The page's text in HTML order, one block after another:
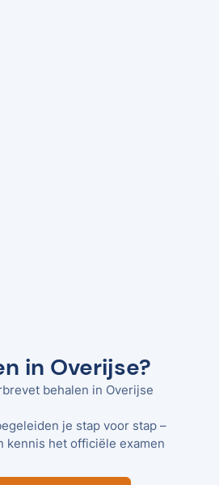
in Overijse?
behalen in Overijse
je stap voor stap –
kennis het officiële examen